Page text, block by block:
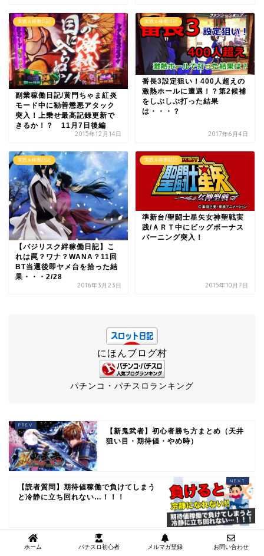
実践＆稼働日記
副業稼働日記/黄門ちゃま紅炎
モード中に勧善懲悪アタック
突入！上乗せ最高記録更新で
きるか！？ 11月7日後編
2015年12月14日
実践＆稼働日記
番長3設定狙い！400人超えの
激熱ホールに遭遇！？第2候補
をしぶしぶ打った結果
は・・・？
2017年6月4日
実践＆稼働日記
【バジリスク絆稼働日記】こ
れは罠？ワナ？WANA？11回
BT当選後即ヤメ台を拾った結
果・・・2/28
2016年3月23日
実践＆稼働日記
準新台/聖闘士星矢女神聖戦実
践/ＡＲＴ中にビッグボーナス
バーニング突入！
2015年10月7日
にほんブログ村
パチンコ・パチスロランキング
【新鬼武者】初心者勝ち方まとめ（天井
狙い目・期待値・やめ時）
【読者質問】期待値稼働で負けてしまう
と冷静に立ち回れない…！！！
ホーム パチスロ初心者 メルマガ登録 お問い合わせ